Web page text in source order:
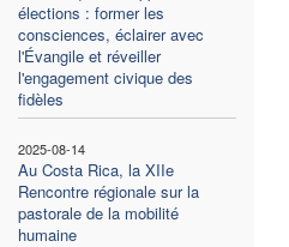
élections : former les
consciences, éclairer avec
l'Évangile et réveiller
l'engagement civique des
fidèles
2025-08-14
Au Costa Rica, la XIIe
Rencontre régionale sur la
pastorale de la mobilité
humaine